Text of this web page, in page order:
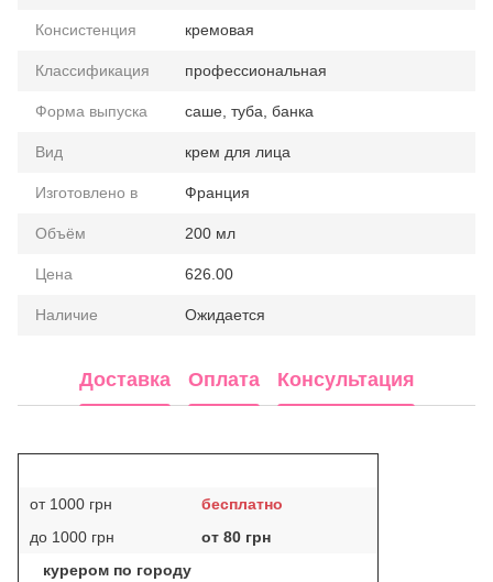
Консистенция кремовая
Классификация профессиональная
Форма выпуска саше, туба, банка
Вид крем для лица
Изготовлено в Франция
Объём 200 мл
Цена 626.00
Наличие Ожидается
Доставка Оплата Консультация
от 1000 грн
бесплатно
до 1000 грн
от 80 грн
курером по городу